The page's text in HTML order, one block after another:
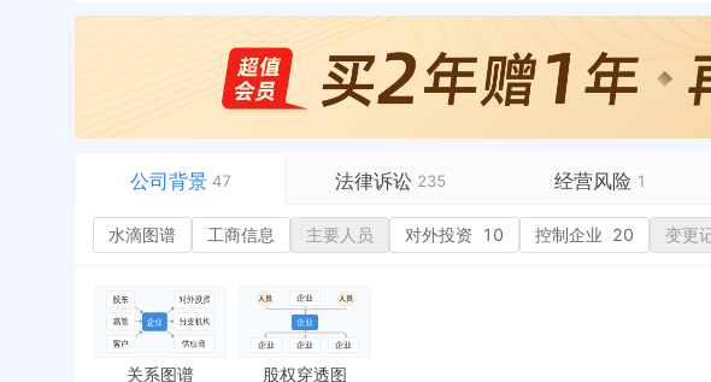
公司背景 47 法律诉讼 235 经营风险 1
水滴图谱
主要人员
对外投资 10
司法案件
开庭公告
法院公告
或有债务债权 1
水滴图谱 工商信息 主要人员 对外投资 10 控制企业 20 变更
关系图谱 股权穿透图